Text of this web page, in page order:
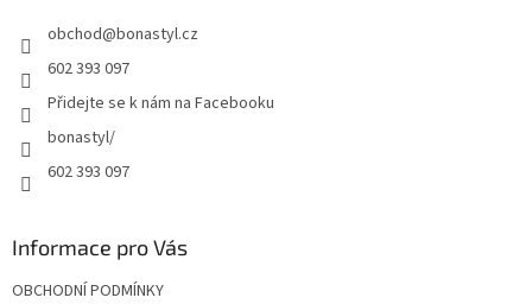
obchod@bonastyl.cz
602 393 097
Přidejte se k nám na Facebooku
bonastyl/
602 393 097
Informace pro Vás
OBCHODNÍ PODMÍNKY